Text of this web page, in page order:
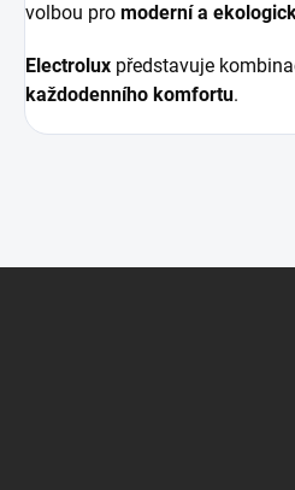
volbou pro moderní a
Electrolux představuje
každodenního komfortu.